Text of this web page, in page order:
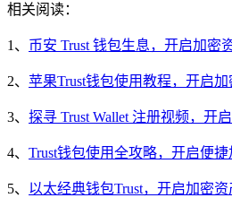
相关阅读：
1、 币安 Trust 钱包生息，开启加密
2、 苹果Trust钱包使用教程，开启
3、 探寻 Trust Wallet 注册视频，开
4、 Trust钱包使用全攻略，开启便
5、 以太经典钱包Trust，开启加密